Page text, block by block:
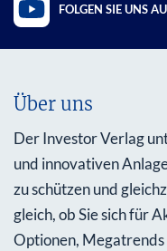
FOLGEN SIE UNS
Über uns
Der Investor Verlag
und innovativen
zu schützen und
gleich, ob Sie sich für
Optionen,